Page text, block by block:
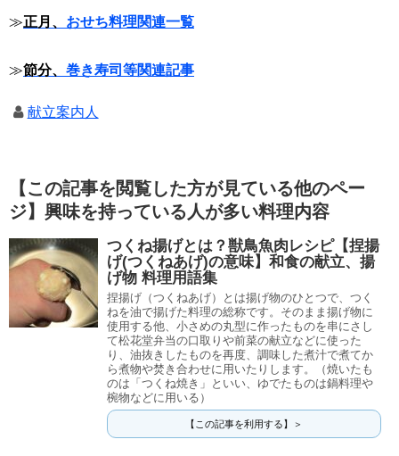
≫正月、 おせち料理関連一覧
≫節分、 巻き寿司等関連記事
献立案内人
【この記事を閲覧した方が見ている他のペー
ジ】興味を持っている人が多い料理内容
つくね揚げとは？獣鳥魚肉レシピ【捏揚
げ(つくねあげ)の意味】和食の献立、揚
げ物 料理用語集
捏揚げ（つくねあげ）とは揚げ物のひとつで、つく
ねを油で揚げた料理の総称です。そのまま揚げ物に
使用する他、小さめの丸型に作ったものを串にさし
て松花堂弁当の口取りや前菜の献立などに使った
り、油抜きしたものを再度、調味した煮汁で煮てか
ら煮物や焚き合わせに用いたりします。（焼いたも
のは「つくね焼き」といい、ゆでたものは鍋料理や
椀物などに用いる）
【この記事を利用する】＞